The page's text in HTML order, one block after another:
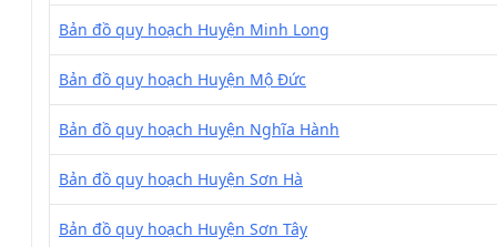
Bản đồ quy hoạch Huyện Minh Long
Bản đồ quy hoạch Huyện Mộ Đức
Bản đồ quy hoạch Huyện Nghĩa Hành
Bản đồ quy hoạch Huyện Sơn Hà
Bản đồ quy hoạch Huyện Sơn Tây